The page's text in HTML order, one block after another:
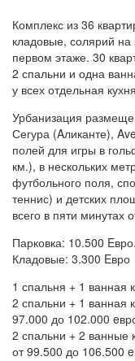
Комплекс из 36
кладовые, солярий
первом этаже. 30
2 спальни и одна
у всех отдельная
Урбанизация
Сегура (Aликанте),
полей для игры в
км.), в нескольких
футбольного поля,
теннис) и детских
всего в пяти минутах
Парковка: 10.500 Eвро.
Кладовые: 3.300 Eвро
1 спальня + 1 ванная
2 спальни + 1 ванная
97.000 до 102.000
2 спальни + 2
от 99.500 до 106.500